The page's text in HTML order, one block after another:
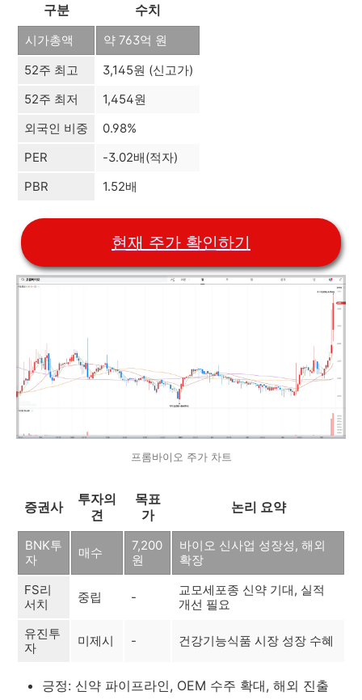
구분 수치
시가총액
약 763억 원
52주 최고
3,145원 (신고가)
52주 최저
1,454원
외국인 비중
0.98%
PER
-3.02배(적자)
PBR
1.52배
현재 주가 확인하기
프롬바이오 주가 차트
증권사
투자의
견
목표
가
논리 요약
BNK투
자
매수
7,200
원
바이오 신사업 성장성, 해외
확장
FS리
서치
중립 -
교모세포종 신약 기대, 실적
개선 필요
유진투
자
미제시 - 건강기능식품 시장 성장 수혜
긍정: 신약 파이프라인, OEM 수주 확대, 해외 진출